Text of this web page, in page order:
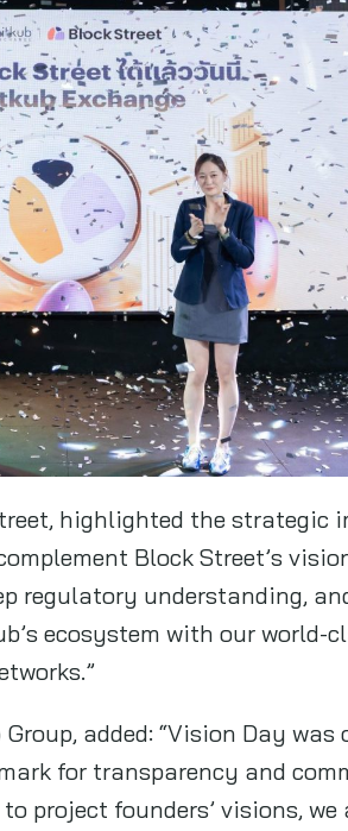
highlighted the strategic
Block Street’s
regulatory understanding,
ecosystem with our world-
added: “Vision Day was
for transparency and
project founders’ visions,